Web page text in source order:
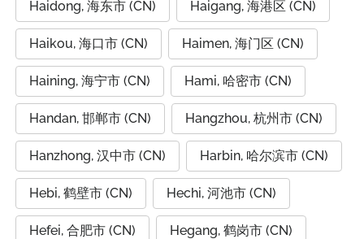
Haidong, 海东市 (CN) Haigang, 海港区 (CN)
Haikou, 海口市 (CN) Haimen, 海门区 (CN)
Haining, 海宁市 (CN) Hami, 哈密市 (CN)
Handan, 邯郸市 (CN) Hangzhou, 杭州市 (CN)
Hanzhong, 汉中市 (CN) Harbin, 哈尔滨市 (CN)
Hebi, 鹤壁市 (CN) Hechi, 河池市 (CN)
Hefei, 合肥市 (CN) Hegang, 鹤岗市 (CN)